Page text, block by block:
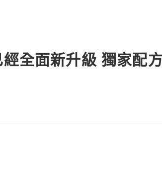
全面新升級 獨家配